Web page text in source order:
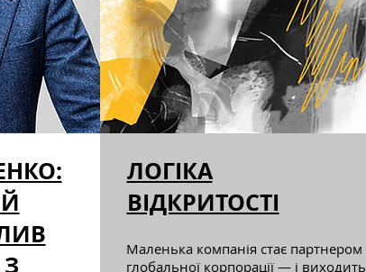
ЛОГІКА
ВІДКРИТОСТІ
Маленька компанія стає партнером
глобальної корпорації — і виходить